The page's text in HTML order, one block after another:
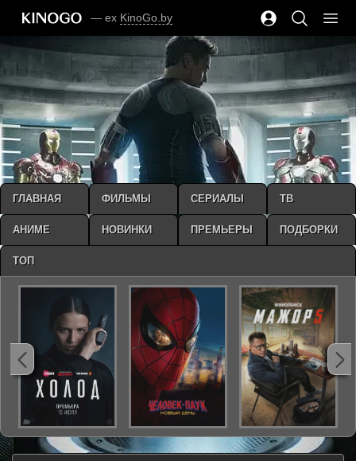
— ex KinoGo.by
ГЛАВНАЯ ФИЛЬМЫ СЕРИАЛЫ ТВ
АНИМЕ НОВИНКИ ПРЕМЬЕРЫ ПОДБОРКИ
ТОП